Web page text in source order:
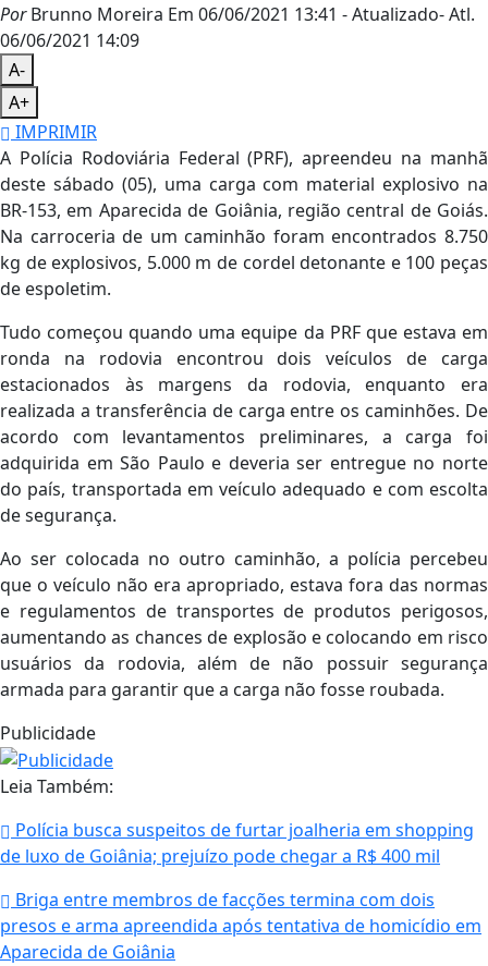
PorBrunno Moreira Em 06/06/2021 13:41 - Atualizado- Atl.
06/06/2021 14:09
A-
A+
IMPRIMIR
A Polícia Rodoviária Federal (PRF), apreendeu na manhã
deste sábado (05), uma carga com material explosivo na
BR-153, em Aparecida de Goiânia, região central de Goiás.
Na carroceria de um caminhão foram encontrados 8.750
kg de explosivos, 5.000 m de cordel detonante e 100 peças
de espoletim.
Tudo começou quando uma equipe da PRF que estava em
ronda na rodovia encontrou dois veículos de carga
estacionados às margens da rodovia, enquanto era
realizada a transferência de carga entre os caminhões. De
acordo com levantamentos preliminares, a carga foi
adquirida em São Paulo e deveria ser entregue no norte
do país, transportada em veículo adequado e com escolta
de segurança.
Ao ser colocada no outro caminhão, a polícia percebeu
que o veículo não era apropriado, estava fora das normas
e regulamentos de transportes de produtos perigosos,
aumentando as chances de explosão e colocando em risco
usuários da rodovia, além de não possuir segurança
armada para garantir que a carga não fosse roubada.
Publicidade
Leia Também:
Polícia busca suspeitos de furtar joalheria em shopping
de luxo de Goiânia; prejuízo pode chegar a R$ 400 mil
Briga entre membros de facções termina com dois
presos e arma apreendida após tentativa de homicídio em
Aparecida de Goiânia